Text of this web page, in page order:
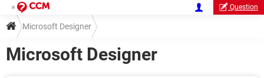
Question
Microsoft Designer
Microsoft Designer